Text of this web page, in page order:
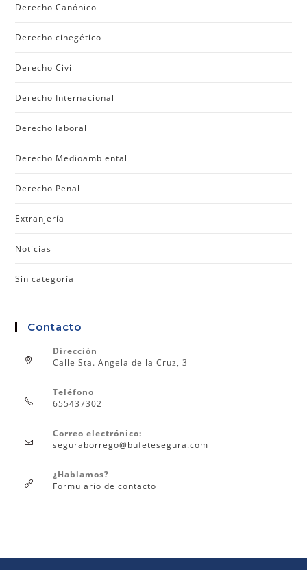
Derecho Canónico
Derecho cinegético
Derecho Civil
Derecho Internacional
Derecho laboral
Derecho Medioambiental
Derecho Penal
Extranjería
Noticias
Sin categoría
Contacto
Dirección
Calle Sta. Angela de la Cruz, 3
Teléfono
655437302
Correo electrónico:
seguraborrego@bufetesegura.com
¿Hablamos?
Formulario de contacto